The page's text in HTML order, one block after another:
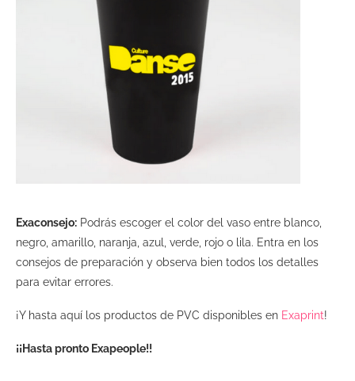
Exaconsejo: Podrás escoger el color del vaso entre blanco,
negro, amarillo, naranja, azul, verde, rojo o lila. Entra en los
consejos de preparación y observa bien todos los detalles
para evitar errores.
¡Y hasta aquí los productos de PVC disponibles en Exaprint!
¡¡Hasta pronto Exapeople!!